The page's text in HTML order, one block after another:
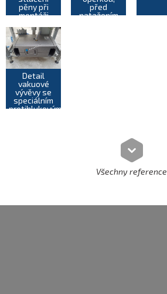
pěny při
montáži
hlavové
opěrky.
před
natažením
Detail
vakuové
vývěvy se
speciálním
protihlukovým
Všechny reference